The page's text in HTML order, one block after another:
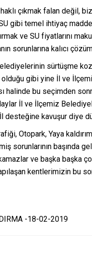
çıkmak falan değil,
gibi temel ihtiyaç
ve SU fiyatlarını
sorunlarına kalıcı
sürtüşme
olduğu gibi yine İl ve
halinde bu seçimden
İl ve İlçemiz
desteğine kavuşur diye
Otopark, Yaya
sorunlarının başında
ve başka başka
kentlerimizin bu
-18-02-2019